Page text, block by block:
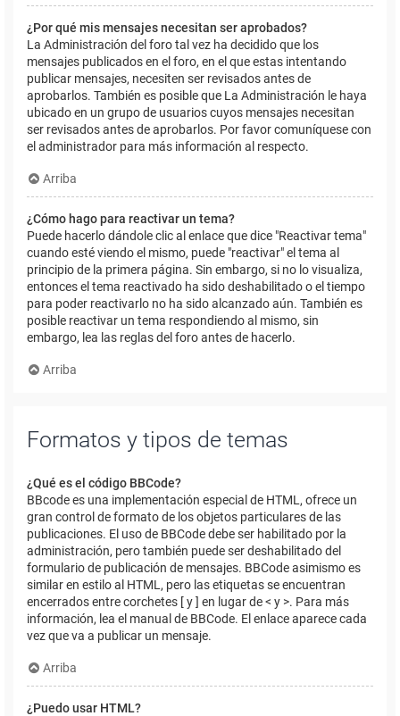
¿Por qué mis mensajes necesitan ser aprobados?
La Administración del foro tal vez ha decidido que los
mensajes publicados en el foro, en el que estas intentando
publicar mensajes, necesiten ser revisados antes de
aprobarlos. También es posible que La Administración le haya
ubicado en un grupo de usuarios cuyos mensajes necesitan
ser revisados antes de aprobarlos. Por favor comuníquese con
el administrador para más información al respecto.
Arriba
¿Cómo hago para reactivar un tema?
Puede hacerlo dándole clic al enlace que dice "Reactivar tema"
cuando esté viendo el mismo, puede "reactivar" el tema al
principio de la primera página. Sin embargo, si no lo visualiza,
entonces el tema reactivado ha sido deshabilitado o el tiempo
para poder reactivarlo no ha sido alcanzado aún. También es
posible reactivar un tema respondiendo al mismo, sin
embargo, lea las reglas del foro antes de hacerlo.
Arriba
Formatos y tipos de temas
¿Qué es el código BBCode?
BBcode es una implementación especial de HTML, ofrece un
gran control de formato de los objetos particulares de las
publicaciones. El uso de BBCode debe ser habilitado por la
administración, pero también puede ser deshabilitado del
formulario de publicación de mensajes. BBCode asimismo es
similar en estilo al HTML, pero las etiquetas se encuentran
encerrados entre corchetes [ y ] en lugar de < y >. Para más
información, lea el manual de BBCode. El enlace aparece cada
vez que va a publicar un mensaje.
Arriba
¿Puedo usar HTML?